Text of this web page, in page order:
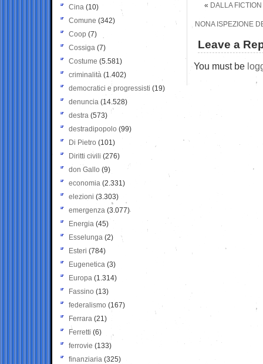
« DALLA
NONA ISPEZIONE
Leave a
You must be
Cina (10)
Comune (342)
Coop (7)
Cossiga (7)
Costume (5.581)
criminalità (1.402)
democratici e progressisti (19)
denuncia (14.528)
destra (573)
destradipopolo (99)
Di Pietro (101)
Diritti civili (276)
don Gallo (9)
economia (2.331)
elezioni (3.303)
emergenza (3.077)
Energia (45)
Esselunga (2)
Esteri (784)
Eugenetica (3)
Europa (1.314)
Fassino (13)
federalismo (167)
Ferrara (21)
Ferretti (6)
ferrovie (133)
finanziaria (325)